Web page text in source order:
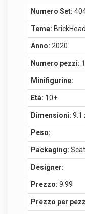
Numero Set:
Tema:
Anno: 2020
Numero pezzi:
Minifigurine:
Età: 10+
Dimensioni: 9.1
Peso:
Packaging:
Designer:
Prezzo: 9.99
Prezzo per